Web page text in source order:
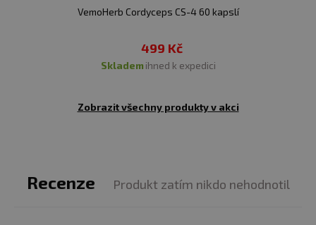
VemoHerb Cordyceps CS-4 60 kapslí
499 Kč
skladem ihned k expedici
Zobrazit všechny produkty v akci
Recenze Produkt zatím nikdo nehodnotil